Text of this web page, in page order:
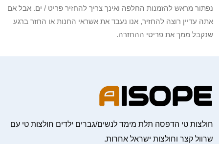
נפתור מראש להזמנות החלפה ואינך צריך להחזיר פריט / ים. אבל אם
אתה עדיין רוצה להחזיר, אנו נעבד את אשראי החנות או החזר ברגע
שנקבל ממך את פריטי ההחזרה.
חולצות טי הדפסה תלת מימד לנשים/גברים ילדים חולצות טי עם
שרוול קצר וחולצות ישראל אחרות.